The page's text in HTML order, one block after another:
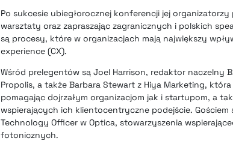
Po sukcesie ubiegłorocznej konferencji jej
warsztaty oraz zapraszając zagranicznych i polskich
są procesy, które w organizacjach mają największy
experience (CX).
Wśród prelegentów są Joel Harrison, redaktor naczelny
Propolis, a także Barbara Stewart z Hiya Marketing,
pomagając dojrzałym organizacjom jak i startupom, a
wspierających ich klientocentryczne podejście. Gościem
Technology Officer w Optica, stowarzyszenia
fotonicznych.